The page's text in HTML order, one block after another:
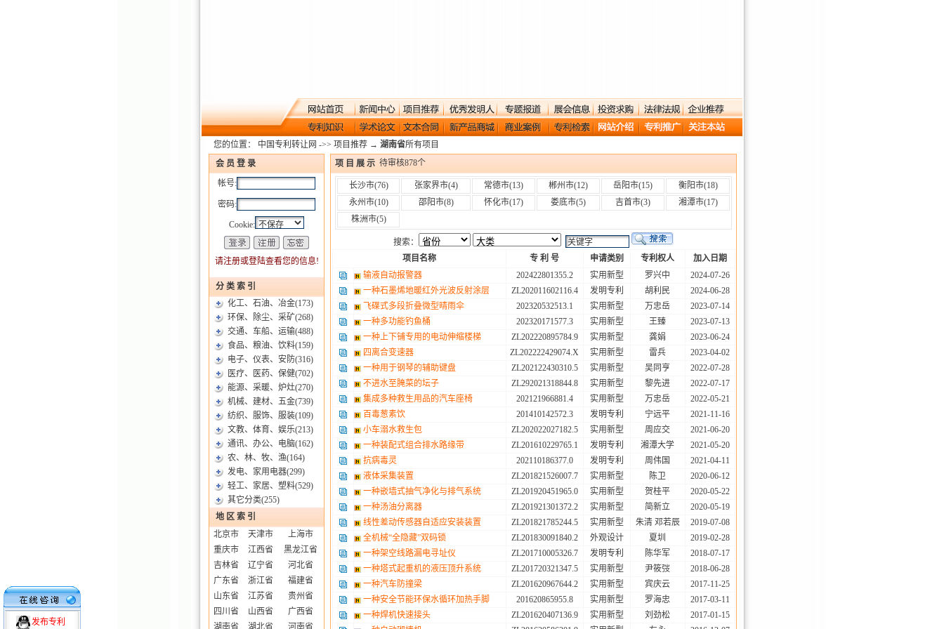
发布专利
您的位置： 中国专利转让网 ->> 项目推荐 → 湖南省所有项目
会 员 登 录
帐号:
密码:
Cookie:
请注册或登陆查看您的信息!
分 类 索 引
化工、石油、冶金(173)
环保、除尘、采矿(268)
交通、车船、运输(488)
食品、粮油、饮料(159)
电子、仪表、安防(316)
医疗、医药、保健(702)
能源、采暖、炉灶(270)
机械、建材、五金(739)
纺织、服饰、服装(109)
文教、体育、娱乐(213)
通讯、办公、电脑(162)
农、林、牧、渔(164)
发电、家用电器(299)
轻工、家居、塑料(529)
其它分类(255)
地 区 索 引
北京市
天津市
上海市
重庆市
江西省
黑龙江省
吉林省
辽宁省
河北省
广东省
浙江省
福建省
山东省
江苏省
贵州省
四川省
山西省
广西省
湖南省
湖北省 河南省
项 目 展 示 待审核878个
长沙市(76) 张家界市(4) 常德市(13) 郴州市(12) 岳阳市(15) 衡阳市(18)
永州市(10) 邵阳市(8) 怀化市(17) 娄底市(5) 吉首市(3) 湘潭市(17)
株洲市(5)
搜索：
项目名称
专 利 号 申请类别 专利权人
加入日期
输液自动报警器
202422801355.2 实用新型 罗兴中
2024-07-26
一种石墨烯地暖红外光波反射涂层
ZL202011602116.4 发明专利 胡利民
2024-06-28
飞碟式多段折叠微型晴雨伞
202320532513.1 实用新型 万忠岳
2023-07-14
一种多功能钓鱼桶
202320171577.3 实用新型 王臻
2023-07-13
一种上下铺专用的电动伸缩楼梯
ZL202220895784.9 实用新型 龚娟
2023-06-24
四离合变速器
ZL202222429074.X 实用新型 雷兵
2023-04-02
一种用于钢琴的辅助键盘
ZL202122430310.5 实用新型 吴同亨
2022-07-28
不进水至腌菜的坛子
ZL292021318844.8 实用新型 黎先进
2022-07-17
集成多种救生用品的汽车座椅
202121966881.4 实用新型 万忠岳
2022-05-21
百毒葱素饮
201410142572.3 发明专利 宁远平
2021-11-16
小车溺水救生包
ZL202022027182.5 实用新型 周应交
2021-06-20
一种装配式组合排水路缘带
ZL201610229765.1 发明专利 湘潭大学
2021-05-20
抗病毒灵
202110186377.0 发明专利 周伟国
2021-04-11
液体采集装置
ZL201821526007.7 实用新型 陈卫
2020-06-12
一种嵌墙式抽气净化与排气系统
ZL201920451965.0 实用新型 贺桂平
2020-05-22
一种汤油分离器
ZL201921301372.2 实用新型 简新立
2020-05-19
线性差动传感器自适应安装装置
ZL201821785244.5 实用新型 朱清 邓若辰
2019-07-08
全机械“全隐藏”双码锁
ZL201830091840.2 外观设计 夏圳
2019-02-28
一种架空线路漏电寻址仪
ZL201710005326.7 发明专利 陈华军
2018-07-17
一种塔式起重机的液压顶升系统
ZL201720321347.5 实用新型 尹筱弢
2018-06-28
一种汽车防撞梁
ZL201620967644.2 实用新型 宾庆云
2017-11-25
一种安全节能环保水循环加热手脚
201620865955.8 实用新型 罗海忠
2017-03-11
一种焊机快速接头
ZL201620407136.9 实用新型 刘劲松
2017-01-15